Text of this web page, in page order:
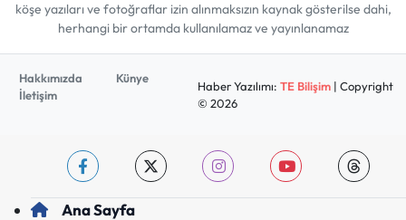
köşe yazıları ve fotoğraflar izin alınmaksızın kaynak gösterilse dahi,
herhangi bir ortamda kullanılamaz ve yayınlanamaz
Hakkımızda
Künye
İletişim
Haber Yazılımı: TE Bilişim| Copyright
© 2026
Ana Sayfa